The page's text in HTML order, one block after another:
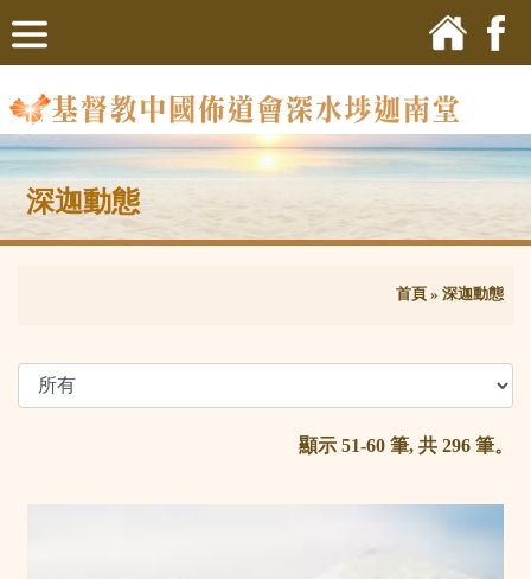
深迦動態
首頁 » 深迦動態
顯示 51-60 筆, 共 296 筆。